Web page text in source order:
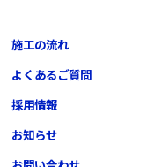
施工の流れ
よくあるご質問
採用情報
お知らせ